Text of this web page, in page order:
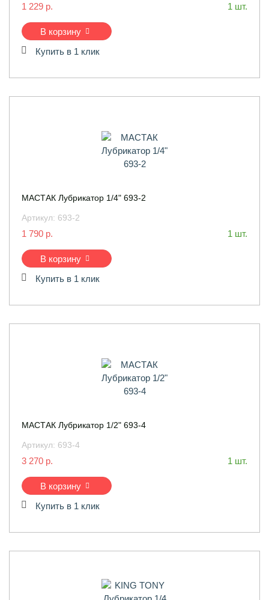
1 229 р. 1 шт.
В корзину
Купить в 1 клик
МАСТАК Лубрикатор 1/4" 693-2
Артикул: 693-2
1 790 р. 1 шт.
В корзину
Купить в 1 клик
МАСТАК Лубрикатор 1/2" 693-4
Артикул: 693-4
3 270 р. 1 шт.
В корзину
Купить в 1 клик